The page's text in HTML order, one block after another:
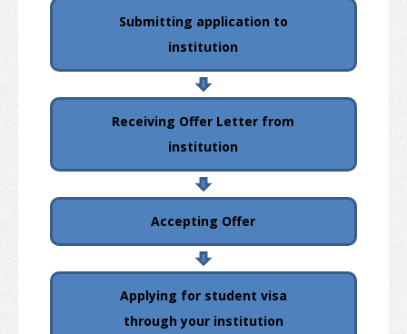
Zulassungsvoraussetzung
Einreise von Familienangehörigen auswärtiger Studenten
Gesund- und Sicherheit
Submitting application to
institution
Receiving Offer Letter from
institution
Accepting Offer
Applying for student visa
through your institution